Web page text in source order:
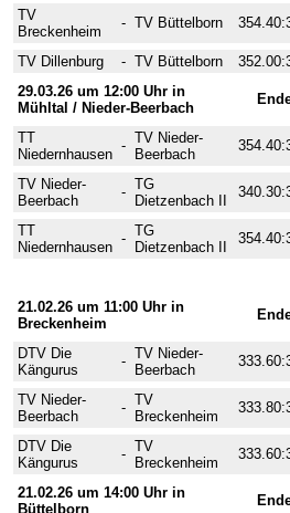
TV
Breckenheim
- TV Büttelborn
TV Dillenburg - TV Büttelborn
29.03.26 um 12:00 Uhr in
Mühltal / Nieder-Beerbach
TT
Niedernhausen
- TV Nieder-
Beerbach
TV Nieder-
Beerbach
- TG
Dietzenbach II
TT
Niedernhausen
- TG
Dietzenbach II
21.02.26 um 11:00 Uhr in
Breckenheim
DTV Die
Kängurus
- TV Nieder-
Beerbach
TV Nieder-
Beerbach
- TV
Breckenheim
DTV Die
Kängurus
- TV
Breckenheim
21.02.26 um 14:00 Uhr in
Büttelborn